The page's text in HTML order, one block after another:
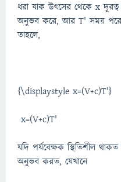
ধরা যাক উৎসের থেকে x
অনুভব করে, আর T' সময় পরে
তাহলে,
{\displaystyle x=(V+c)T'}
x=(V+c)T'
যদি পর্যবেক্ষক স্থিতিশীল
অনুভব করত, যেখানে